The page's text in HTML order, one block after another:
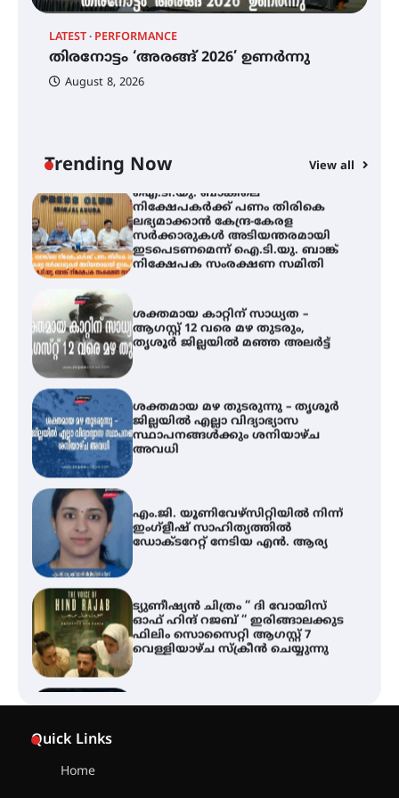
LATEST PERFORMANCE
തിരനോട്ടം ‘അരങ്ങ് 2026’ ഉണർന്നു
August 8, 2026
Trending Now View all
തിരനോട്ടം ‘അരങ്ങ് 2026’ ഉണർന്നു
ഇടപെടണമെന്ന് ഐ.ടി.യു. ബാങ്ക്
നിക്ഷേപക സംരക്ഷണ സമിതി
ശക്തമായ കാറ്റിന് സാധ്യത –
ആഗസ്റ്റ് 12 വരെ മഴ തുടരും,
തൃശൂർ ജില്ലയിൽ മഞ്ഞ അലർട്ട്
ശക്തമായ മഴ തുടരുന്നു – തൃശൂർ
ജില്ലയിൽ എല്ലാ വിദ്യാഭ്യാസ
സ്ഥാപനങ്ങൾക്കും ശനിയാഴ്ച
അവധി
എം.ജി. യൂണിവേഴ്‌സിറ്റിയിൽ നിന്ന്
ഇംഗ്ളീഷ് സാഹിത്യത്തിൽ
ഡോക്ടറേറ്റ് നേടിയ എൻ. ആര്യ
ട്യുണീഷ്യൻ ചിത്രം ” ദി വോയിസ്
ഓഫ് ഹിന്ദ് റജബ് ” ഇരിങ്ങാലക്കുട
ഫിലിം സൊസൈറ്റി ആഗസ്റ്റ് 7
തിരനോട്ടം ‘അരങ്ങ് 2026’ ഉണർന്നു
Quick Links
Home